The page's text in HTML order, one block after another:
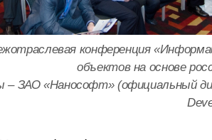
конференция
объектов на основе
– ЗАО «Нанософт» (официальный